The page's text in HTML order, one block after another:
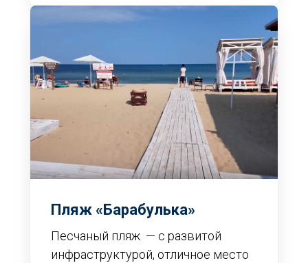
Пляж «Барабулька»
Песчаный пляж — с развитой
инфраструктурой, отличное место